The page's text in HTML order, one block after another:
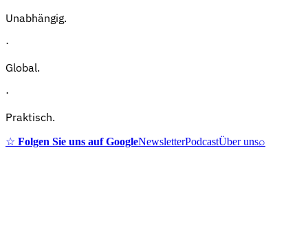
Unabhängig.
·
Global.
·
Praktisch.
☆ Folgen Sie uns auf GoogleNewsletterPodcastÜber uns⌕